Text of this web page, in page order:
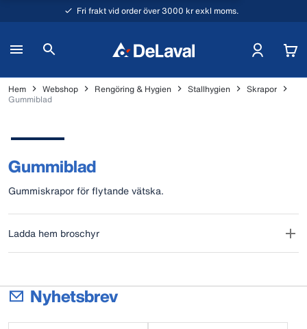
Fri frakt vid order över 3000 kr exkl moms.
Hem Webshop Rengöring & Hygien Stallhygien
Skrapor
Gummiblad
Gummiblad
Gummiskrapor för flytande vätska.
Ladda hem broschyr
Nyhetsbrev